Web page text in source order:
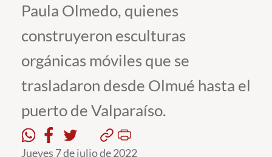
Estudiantes
Académicos
Funcionarios
Alumni
English
Paula Olmedo, quienes
construyeron esculturas
orgánicas móviles que se
trasladaron desde Olmué hasta el
puerto de Valparaíso.
Jueves 7 de julio de 2022